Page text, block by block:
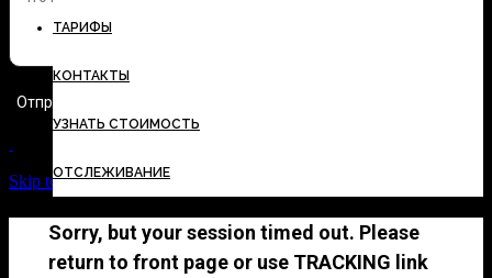
ТАРИФЫ
КОНТАКТЫ
УЗНАТЬ СТОИМОСТЬ
ОТСЛЕЖИВАНИЕ
Skip to Content
Sorry, but your session timed out. Please
return to front page or use TRACKING link